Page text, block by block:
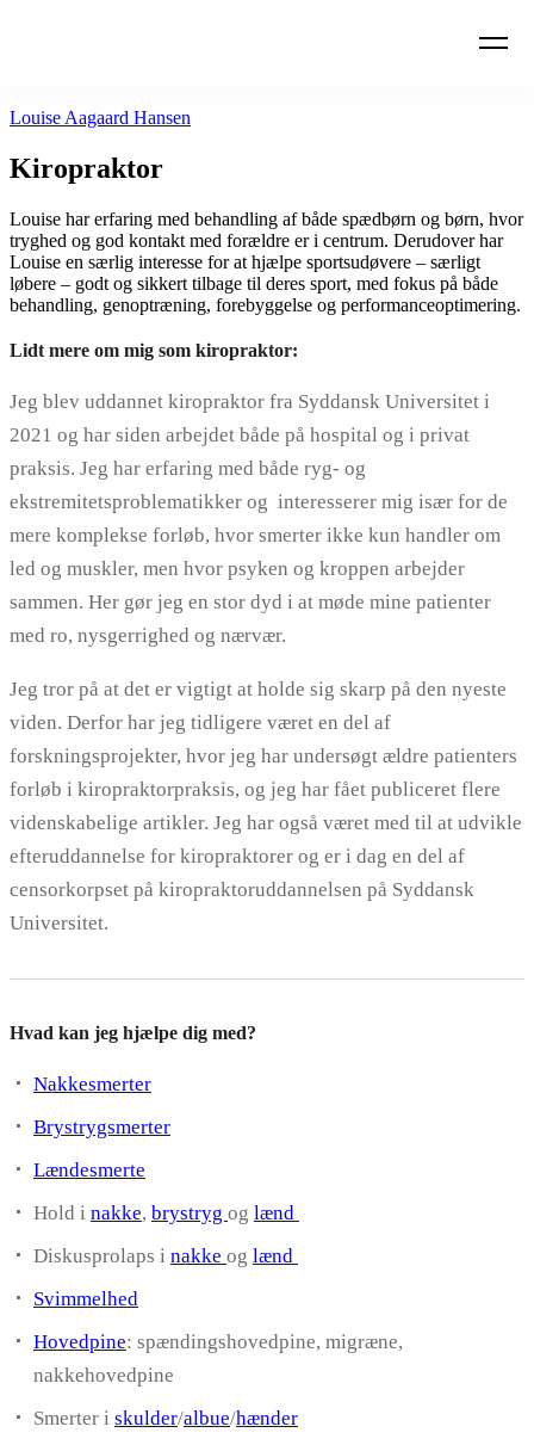
Louise Aagaard Hansen
Kiropraktor
Louise har erfaring med behandling af både spædbørn og børn, hvor
tryghed og god kontakt med forældre er i centrum. Derudover har
Louise en særlig interesse for at hjælpe sportsudøvere – særligt
løbere – godt og sikkert tilbage til deres sport, med fokus på både
behandling, genoptræning, forebyggelse og performanceoptimering.
Lidt mere om mig som kiropraktor:
Jeg blev uddannet kiropraktor fra Syddansk Universitet i
2021 og har siden arbejdet både på hospital og i privat
praksis. Jeg har erfaring med både ryg- og
ekstremitetsproblematikker og interesserer mig især for de
mere komplekse forløb, hvor smerter ikke kun handler om
led og muskler, men hvor psyken og kroppen arbejder
sammen. Her gør jeg en stor dyd i at møde mine patienter
med ro, nysgerrighed og nærvær.
Jeg tror på at det er vigtigt at holde sig skarp på den nyeste
viden. Derfor har jeg tidligere været en del af
forskningsprojekter, hvor jeg har undersøgt ældre patienters
forløb i kiropraktorpraksis, og jeg har fået publiceret flere
videnskabelige artikler. Jeg har også været med til at udvikle
efteruddannelse for kiropraktorer og er i dag en del af
censorkorpset på kiropraktoruddannelsen på Syddansk
Universitet.
Hvad kan jeg hjælpe dig med?
Nakkesmerter
Brystrygsmerter
Lændesmerte
Hold i nakke, brystryg og lænd
Diskusprolaps i nakke og lænd
Svimmelhed
Hovedpine: spændingshovedpine, migræne,
nakkehovedpine
Smerter i skulder/albue/hænder